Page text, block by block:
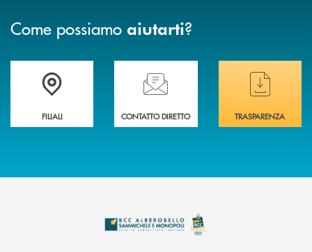
Come possiamo aiutarti?
Trova la filiale più vicina a te
FILIALI
Hai bisogno di assistenza immediata ?
CONTATTO DIRETTO
Hai bisogno di
TRASPARENZA